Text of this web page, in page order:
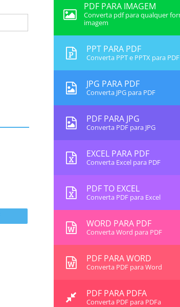
PDF PARA IMAGEM
Converta pdf para qualquer
imagem
PPT PARA PDF
Converta PPT e PPTX para PDF
JPG PARA PDF
Converta JPG para PDF
PDF PARA JPG
Converta PDF para JPG
EXCEL PARA PDF
Converta Excel para PDF
PDF TO EXCEL
Converta PDF para Excel
WORD PARA PDF
Converta Word para PDF
PDF PARA WORD
Converta PDF para Word
PDF PARA PDFA
Converta PDF para PDFa